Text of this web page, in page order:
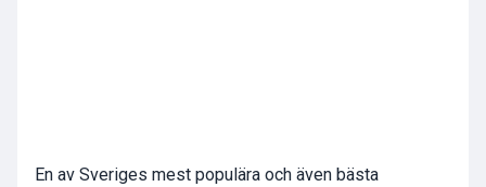
En av Sveriges mest populära och även bästa